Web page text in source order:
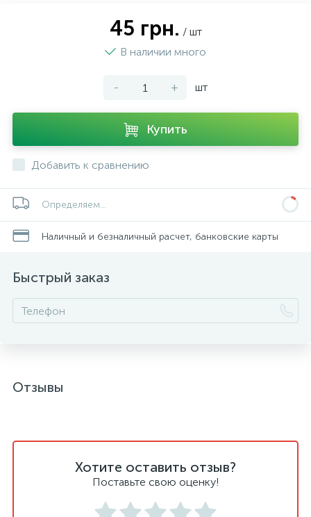
45 грн. / шт
В наличии много
- + шт
Купить
Добавить к сравнению
Определяем...
Наличный и безналичный расчет, банковские карты
Быстрый заказ
Отзывы
Хотите оставить отзыв?
Поставьте свою оценку!